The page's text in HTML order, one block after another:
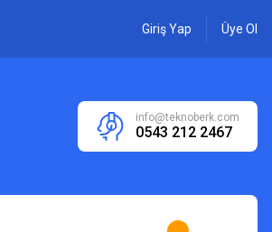
Giriş Yap Üye Ol
info@teknoberk.com
0543 212 2467